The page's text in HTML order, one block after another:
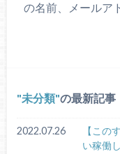
の名前、メールア
未分類 の最新記事
2022.07.26
【この
い稼働